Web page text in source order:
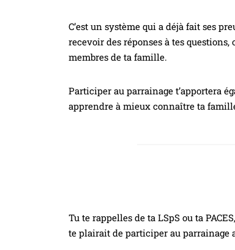
C’est un système qui a déjà fait ses
recevoir des réponses à tes
membres de ta famille.
Participer au parrainage t’apportera
apprendre à mieux connaître ta
Tu te rappelles de ta LSpS ou ta
te plairait de participer au parrainage